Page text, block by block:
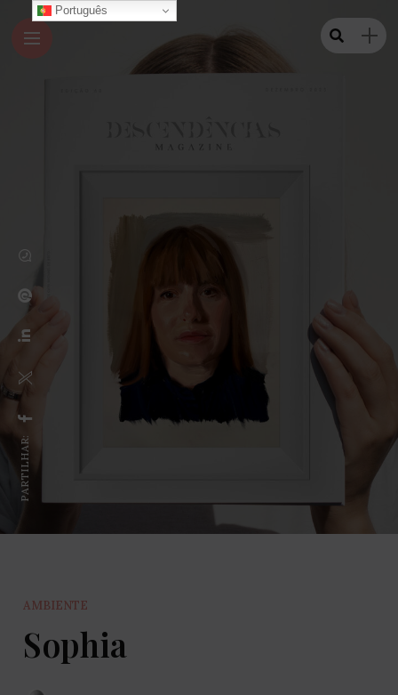
PARTILHAR:
AMBIENTE
Sophia
Português